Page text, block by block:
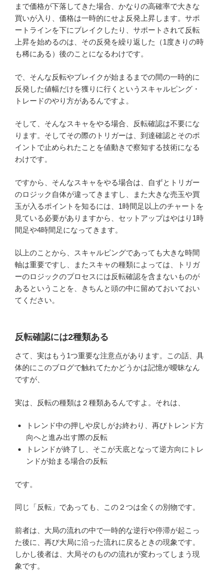
まで価格が下落してきた場合、かなりの高確率で大きな
買いが入り、価格は一時的にせよ反発上昇します。サポ
ートラインを下にブレイクしたり、サポートされて反転
上昇を始めるのは、その反発を繰り返した（1度きりの時
も稀にある）後のことになるわけです。
で、そんな反転やブレイクが始まるまでの間の一時的に
反発した値幅だけを獲りに行くというスキャルピング・
トレードのやり方があるんですよ。
そして、そんなスキャをやる場合、反転確認は不要にな
ります。そしてその際のトリガーは、到達確認とそのポ
イントで止められたことを値動きで察知する技術になる
わけです。
ですから、そんなスキャをやる場合は、自ずとトリガー
のロジック自体が違ってきますし、また大きな売玉や買
玉が入るポイントを知るには、1時間足以上のチャートを
見ている必要がありますから、セットアップはやはり1時
間足や4時間足になってきます。
以上のことから、スキャルピングであっても大きな時間
軸は重要ですし、またスキャの種類によっては、トリガ
ーのロジックのプロセスには反転確認を含まないものが
あるということを、きちんと頭の中に留めておいておい
てください。
反転確認には2種類ある
さて、実はもう1つ重要な注意点があります。この話、具
体的にこのブログで触れてたかどうかは記憶が曖昧なん
ですが、
実は、反転の種類は２種類あるんですよ。それは、
トレンド中の押しや戻しがお終わり、再びトレンド方
向へと進み出す際の反転
トレンドが終了し、そこが天底となって逆方向にトレ
ンドが始まる場合の反転
です。
同じ「反転」であっても、この２つは全くの別物です。
前者は、大局の流れの中で一時的な逆行や停滞が起こっ
た後に、再び大局に沿った流れに戻るときの現象です。
しかし後者は、大局そのものの流れが変わってしまう現
象です。